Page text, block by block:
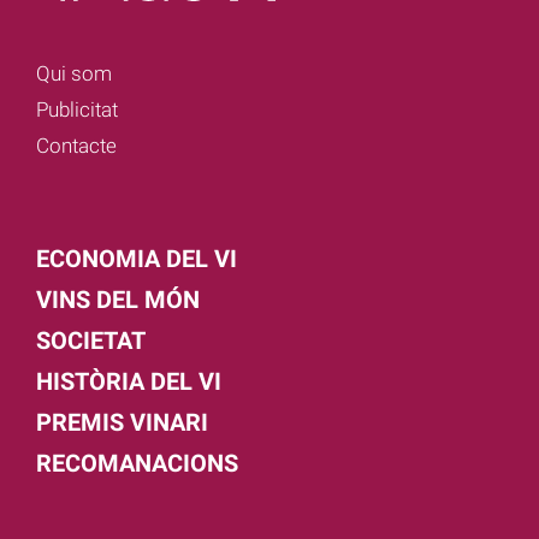
Qui som
Publicitat
Contacte
ECONOMIA DEL VI
VINS DEL MÓN
SOCIETAT
HISTÒRIA DEL VI
PREMIS VINARI
RECOMANACIONS